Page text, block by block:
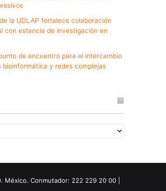
la UDLAP fortalece colaboración
con estancia de investigación en
de encuentro para el intercambio
bioinformática y redes complejas
México. Conmutador: 222 229 20 00 |